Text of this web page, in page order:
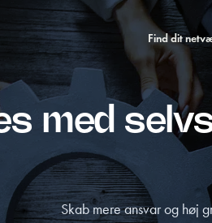
Find dit
med
Skab mere ansvar og høj